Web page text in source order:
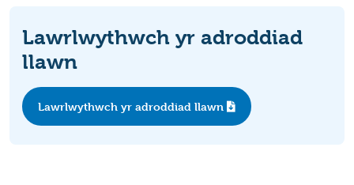
Lawrlwythwch yr adroddiad
llawn
Lawrlwythwch yr adroddiad llawn